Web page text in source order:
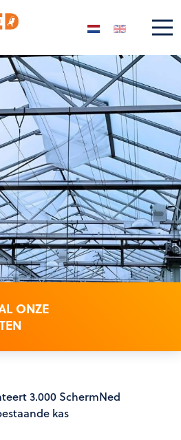
Selecteer de taal
ONZE
3.000 SchermNed
kas